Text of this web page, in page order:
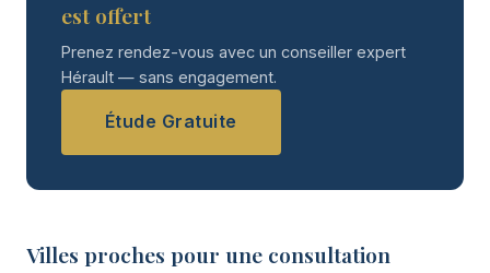
est offert
Prenez rendez-vous avec un conseiller expert
Hérault — sans engagement.
Étude Gratuite
Villes proches pour une consultation